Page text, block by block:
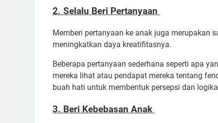
2. Selalu Beri Pertanyaan
Memberi pertanyaan ke anak juga merupakan
meningkatkan daya kreatifitasnya.
Beberapa pertanyaan sederhana seperti apa
mereka lihat atau pendapat mereka tentang
buah hati untuk membentuk persepsi dan
3. Beri Kebebasan Anak